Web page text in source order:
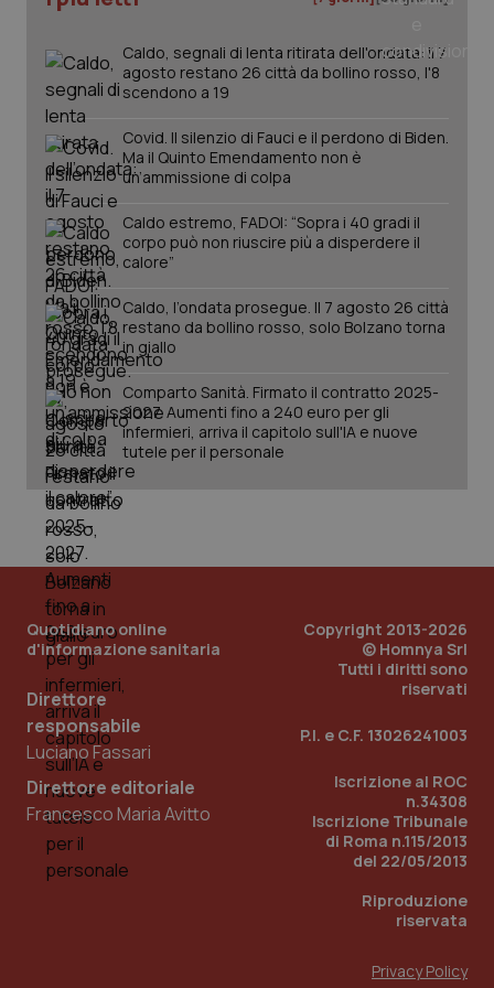
Caldo, segnali di lenta ritirata dell'ondata: il 7
agosto restano 26 città da bollino rosso, l'8
scendono a 19
Covid. Il silenzio di Fauci e il perdono di Biden.
Ma il Quinto Emendamento non è
un’ammissione di colpa
Caldo estremo, FADOI: “Sopra i 40 gradi il
corpo può non riuscire più a disperdere il
calore”
Caldo, l’ondata prosegue. Il 7 agosto 26 città
restano da bollino rosso, solo Bolzano torna
in giallo
Comparto Sanità. Firmato il contratto 2025-
2027. Aumenti fino a 240 euro per gli
infermieri, arriva il capitolo sull'IA e nuove
tutele per il personale
Quotidiano online
d'informazione sanitaria
Direttore
responsabile
Luciano Fassari
Direttore editoriale
Francesco Maria Avitto
Copyright 2013-2026
© Homnya Srl
Tutti i diritti sono
riservati
P.I. e C.F. 13026241003
Iscrizione al ROC
n.34308
Iscrizione Tribunale
di Roma n.115/2013
del 22/05/2013
Riproduzione
riservata
Privacy Policy
PHPSESSID
PHP.net
_ga_KM60CM4NPH .quotidianosanita.it
1
Scadenza